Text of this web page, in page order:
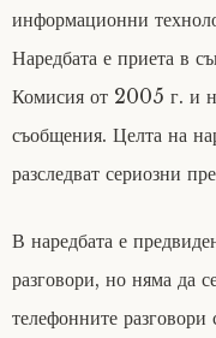
информационни
Наредбата е приета в
Комисия от 2005 г. и
съобщения. Целта на
разследват сериозни
В наредбата е
разговори, но няма да
телефонните